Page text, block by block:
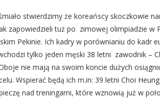
stwierdzimy że koreańscy skoczkowie
zapowiedzieli tuż po zimowej olimpiadzie w
Pekinie. Ich kadry w porównianiu do kadr
tylko jeden męski 38 letni zawodnik –
nie mają na swoim koncie dużych
Wspierać będą ich m.in: 39 letni Choi
nad treningami, które wznowią już w